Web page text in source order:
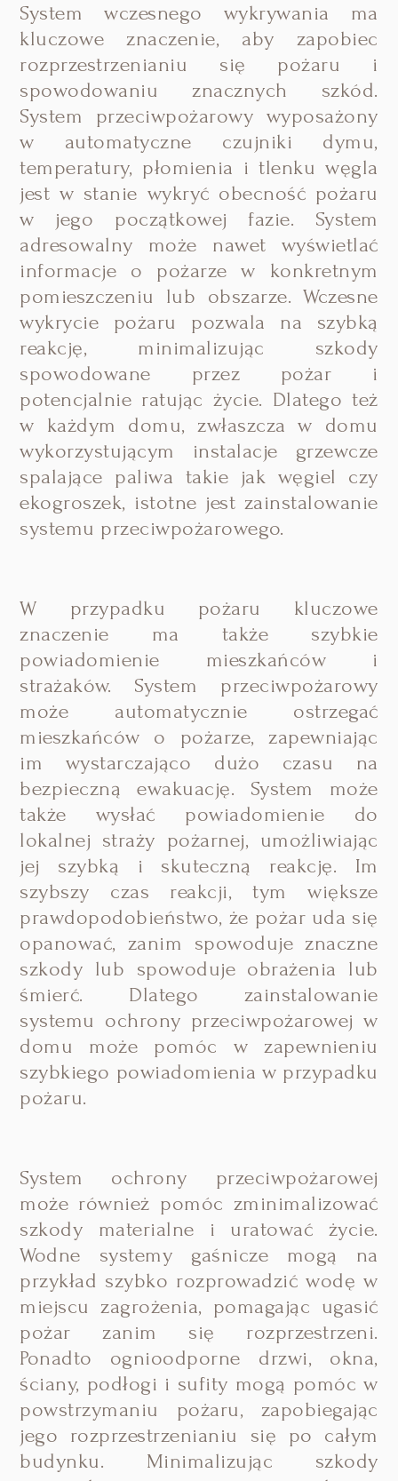
System wczesnego wykrywania ma
kluczowe znaczenie, aby zapobiec
rozprzestrzenianiu się pożaru i
spowodowaniu znacznych szkód.
System przeciwpożarowy wyposażony
w automatyczne czujniki dymu,
temperatury, płomienia i tlenku węgla
jest w stanie wykryć obecność pożaru
w jego początkowej fazie. System
adresowalny może nawet wyświetlać
informacje o pożarze w konkretnym
pomieszczeniu lub obszarze. Wczesne
wykrycie pożaru pozwala na szybką
reakcję, minimalizując szkody
spowodowane przez pożar i
potencjalnie ratując życie. Dlatego też
w każdym domu, zwłaszcza w domu
wykorzystującym instalacje grzewcze
spalające paliwa takie jak węgiel czy
ekogroszek, istotne jest zainstalowanie
systemu przeciwpożarowego.
W przypadku pożaru kluczowe
znaczenie ma także szybkie
powiadomienie mieszkańców i
strażaków. System przeciwpożarowy
może automatycznie ostrzegać
mieszkańców o pożarze, zapewniając
im wystarczająco dużo czasu na
bezpieczną ewakuację. System może
także wysłać powiadomienie do
lokalnej straży pożarnej, umożliwiając
jej szybką i skuteczną reakcję. Im
szybszy czas reakcji, tym większe
prawdopodobieństwo, że pożar uda się
opanować, zanim spowoduje znaczne
szkody lub spowoduje obrażenia lub
śmierć. Dlatego zainstalowanie
systemu ochrony przeciwpożarowej w
domu może pomóc w zapewnieniu
szybkiego powiadomienia w przypadku
pożaru.
System ochrony przeciwpożarowej
może również pomóc zminimalizować
szkody materialne i uratować życie.
Wodne systemy gaśnicze mogą na
przykład szybko rozprowadzić wodę w
miejscu zagrożenia, pomagając ugasić
pożar zanim się rozprzestrzeni.
Ponadto ognioodporne drzwi, okna,
ściany, podłogi i sufity mogą pomóc w
powstrzymaniu pożaru, zapobiegając
jego rozprzestrzenianiu się po całym
budynku. Minimalizując szkody